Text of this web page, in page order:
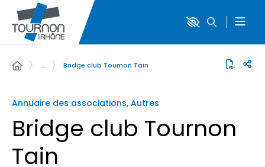
… Bridge club Tournon Tain
Annuaire des associations, Autres
Bridge club Tournon
Tain